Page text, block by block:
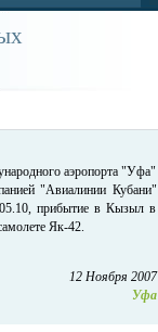
аэропорта "Уфа"
"Авиалинии Кубани"
прибытие в Кызыл в
Як-42.
12 Ноября 2007
Уфа